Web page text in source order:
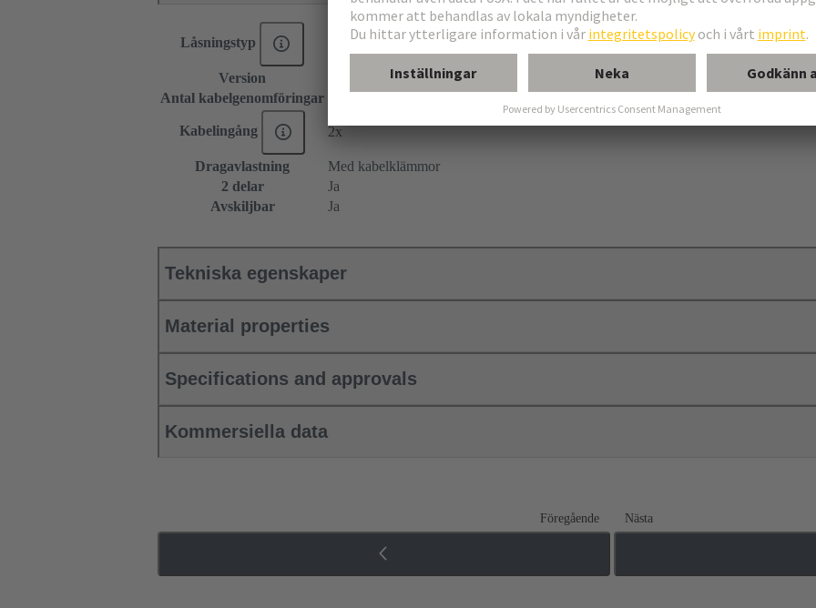
Låsningstyp Låsbyglar eller låsskruvar
Version
Toppingång
Antal kabelgenomföringar
Kabelingång 2x
Dragavlastning
Med kabelklämmor
2 delar
Ja
Avskiljbar
Ja
Tekniska egenskaper
Material properties
Specifications and approvals
Kommersiella data
Föregående Nästa